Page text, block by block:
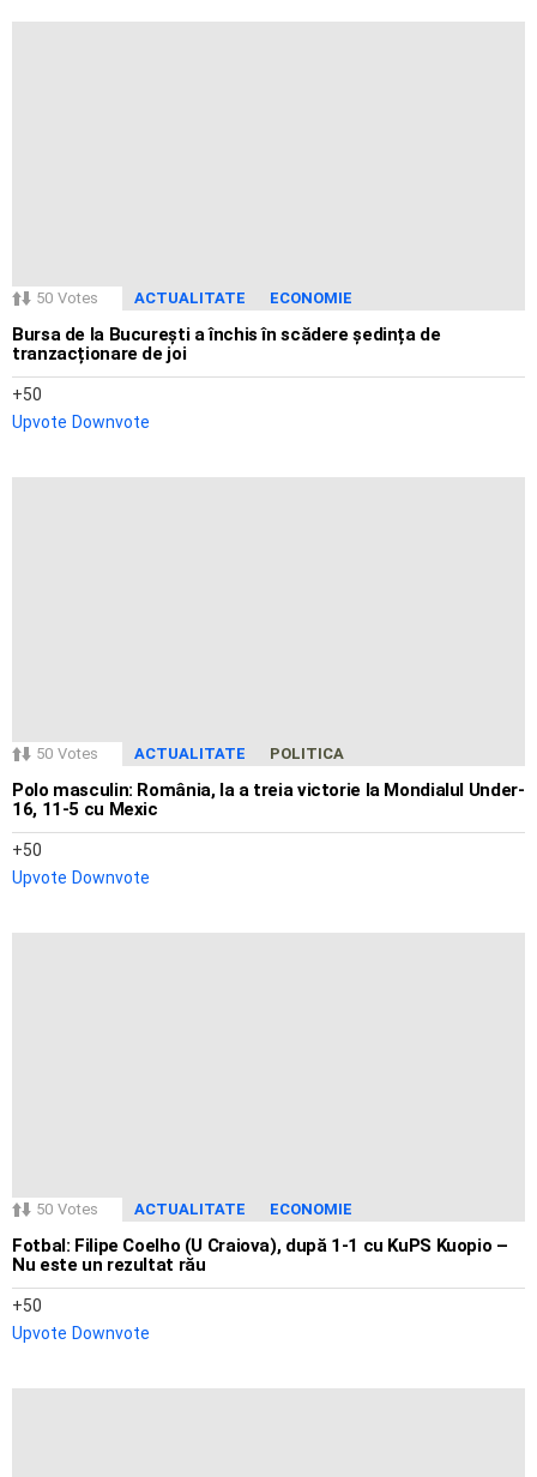
50 Votes ACTUALITATE ECONOMIE
Bursa de la București a închis în scădere ședința de
tranzacționare de joi
50
Upvote Downvote
50 Votes ACTUALITATE POLITICA
Polo masculin: România, la a treia victorie la Mondialul Under-
16, 11-5 cu Mexic
50
Upvote Downvote
50 Votes ACTUALITATE ECONOMIE
Fotbal: Filipe Coelho (U Craiova), după 1-1 cu KuPS Kuopio –
Nu este un rezultat rău
50
Upvote Downvote